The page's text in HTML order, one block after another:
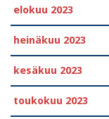
elokuu 2023
heinäkuu 2023
kesäkuu 2023
toukokuu 2023